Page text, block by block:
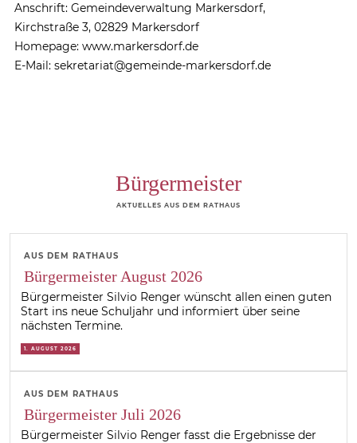
Anschrift: Gemeindeverwaltung Markersdorf,
Kirchstraße 3, 02829 Markersdorf
Homepage: www.markersdorf.de
E-Mail: sekretariat@gemeinde-markersdorf.de
Bürgermeister
AKTUELLES AUS DEM RATHAUS
AUS DEM RATHAUS
Bürgermeister August 2026
Bürgermeister Silvio Renger wünscht allen einen guten
Start ins neue Schuljahr und informiert über seine
nächsten Termine.
1. AUGUST 2026
AUS DEM RATHAUS
Bürgermeister Juli 2026
Bürgermeister Silvio Renger fasst die Ergebnisse der